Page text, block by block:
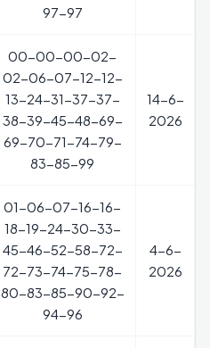
97-97
00-00-00-02-
02-06-07-12-12-
13-24-31-37-37-
38-39-45-48-69-
69-70-71-74-79-
83-85-99
14-6-
2026
01-06-07-16-16-
18-19-24-30-33-
45-46-52-58-72-
72-73-74-75-78-
80-83-85-90-92-
94-96
4-6-
2026